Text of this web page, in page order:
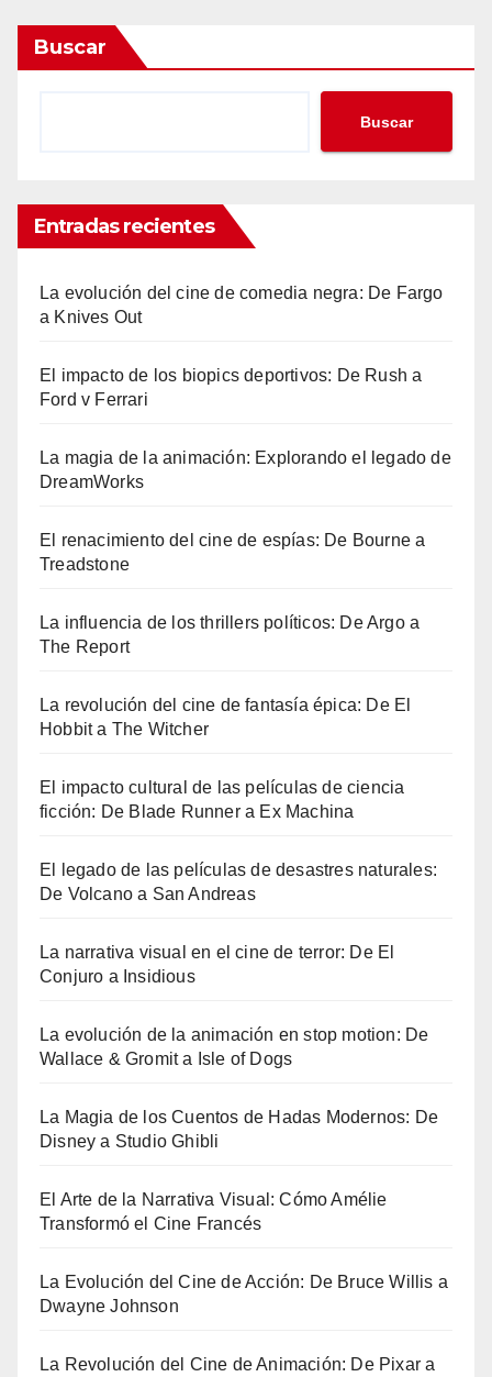
Buscar
Buscar
Entradas recientes
La evolución del cine de comedia negra: De Fargo
a Knives Out
El impacto de los biopics deportivos: De Rush a
Ford v Ferrari
La magia de la animación: Explorando el legado de
DreamWorks
El renacimiento del cine de espías: De Bourne a
Treadstone
La influencia de los thrillers políticos: De Argo a
The Report
La revolución del cine de fantasía épica: De El
Hobbit a The Witcher
El impacto cultural de las películas de ciencia
ficción: De Blade Runner a Ex Machina
El legado de las películas de desastres naturales:
De Volcano a San Andreas
La narrativa visual en el cine de terror: De El
Conjuro a Insidious
La evolución de la animación en stop motion: De
Wallace & Gromit a Isle of Dogs
La Magia de los Cuentos de Hadas Modernos: De
Disney a Studio Ghibli
El Arte de la Narrativa Visual: Cómo Amélie
Transformó el Cine Francés
La Evolución del Cine de Acción: De Bruce Willis a
Dwayne Johnson
La Revolución del Cine de Animación: De Pixar a